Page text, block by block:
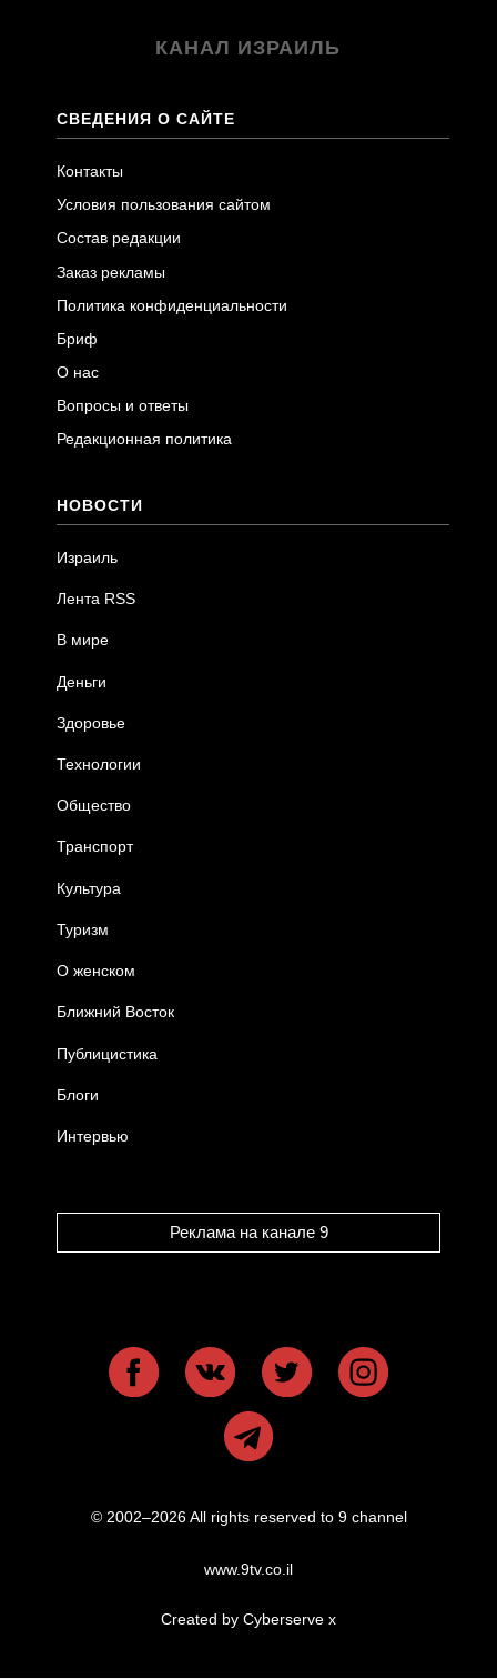
КАНАЛ ИЗРАИЛЬ
СВЕДЕНИЯ О САЙТЕ
Контакты
Условия пользования сайтом
Состав редакции
Заказ рекламы
Политика конфиденциальности
Бриф
О нас
Вопросы и ответы
Редакционная политика
НОВОСТИ
Израиль
Лента RSS
В мире
Деньги
Здоровье
Технологии
Общество
Транспорт
Культура
Туризм
О женском
Ближний Восток
Публицистика
Блоги
Интервью
Реклама на канале 9
© 2002–2026 All rights reserved to 9 channel
www.9tv.co.il
Created by Cyberserve x